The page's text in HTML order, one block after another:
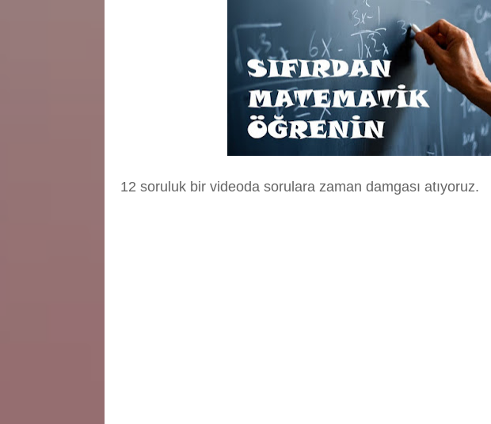
12 soruluk bir videoda sorulara zaman damgası atıyoruz.